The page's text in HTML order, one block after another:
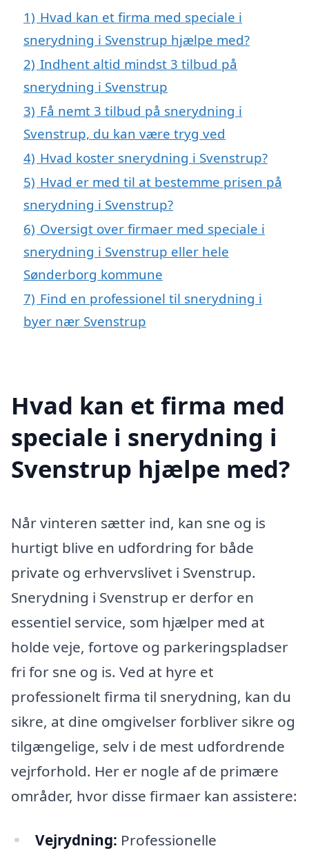
1) Hvad kan et firma med speciale i
snerydning i Svenstrup hjælpe med?
2) Indhent altid mindst 3 tilbud på
snerydning i Svenstrup
3) Få nemt 3 tilbud på snerydning i
Svenstrup, du kan være tryg ved
4) Hvad koster snerydning i Svenstrup?
5) Hvad er med til at bestemme prisen på
snerydning i Svenstrup?
6) Oversigt over firmaer med speciale i
snerydning i Svenstrup eller hele
Sønderborg kommune
7) Find en professionel til snerydning i
byer nær Svenstrup
Hvad kan et firma med
speciale i snerydning i
Svenstrup hjælpe med?
Når vinteren sætter ind, kan sne og is
hurtigt blive en udfordring for både
private og erhvervslivet i Svenstrup.
Snerydning i Svenstrup er derfor en
essentiel service, som hjælper med at
holde veje, fortove og parkeringspladser
fri for sne og is. Ved at hyre et
professionelt firma til snerydning, kan du
sikre, at dine omgivelser forbliver sikre og
tilgængelige, selv i de mest udfordrende
vejrforhold. Her er nogle af de primære
områder, hvor disse firmaer kan assistere:
Vejrydning: Professionelle